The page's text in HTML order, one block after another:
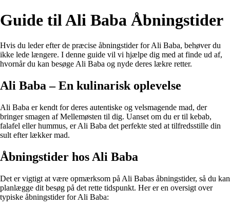
Guide til Ali Baba Åbningstider
Hvis du leder efter de præcise åbningstider for Ali Baba, behøver du
ikke lede længere. I denne guide vil vi hjælpe dig med at finde ud af,
hvornår du kan besøge Ali Baba og nyde deres lækre retter.
Ali Baba – En kulinarisk oplevelse
Ali Baba er kendt for deres autentiske og velsmagende mad, der
bringer smagen af Mellemøsten til dig. Uanset om du er til kebab,
falafel eller hummus, er Ali Baba det perfekte sted at tilfredsstille din
sult efter lækker mad.
Åbningstider hos Ali Baba
Det er vigtigt at være opmærksom på Ali Babas åbningstider, så du kan
planlægge dit besøg på det rette tidspunkt. Her er en oversigt over
typiske åbningstider for Ali Baba: